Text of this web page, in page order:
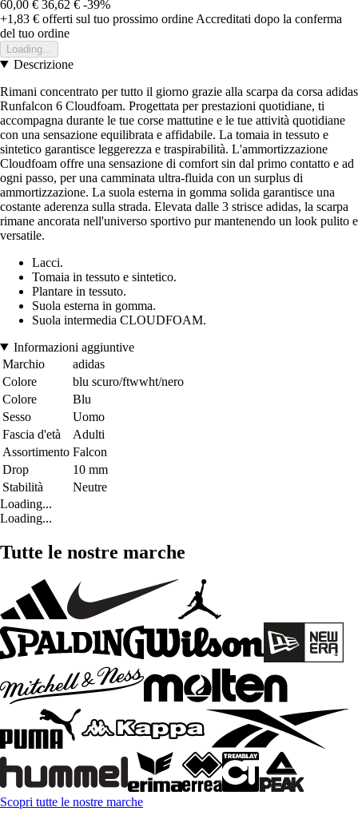
60,00 € 36,62 € -39%
+1,83 € offerti sul tuo prossimo ordine Accreditati dopo la conferma
del tuo ordine
Loading...
Descrizione
Rimani concentrato per tutto il giorno grazie alla scarpa da corsa adidas
Runfalcon 6 Cloudfoam. Progettata per prestazioni quotidiane, ti
accompagna durante le tue corse mattutine e le tue attività quotidiane
con una sensazione equilibrata e affidabile. La tomaia in tessuto e
sintetico garantisce leggerezza e traspirabilità. L'ammortizzazione
Cloudfoam offre una sensazione di comfort sin dal primo contatto e ad
ogni passo, per una camminata ultra-fluida con un surplus di
ammortizzazione. La suola esterna in gomma solida garantisce una
costante aderenza sulla strada. Elevata dalle 3 strisce adidas, la scarpa
rimane ancorata nell'universo sportivo pur mantenendo un look pulito e
versatile.
Lacci.
Tomaia in tessuto e sintetico.
Plantare in tessuto.
Suola esterna in gomma.
Suola intermedia CLOUDFOAM.
Informazioni aggiuntive
Marchio
adidas
Colore
blu scuro/ftwwht/nero
Colore
Blu
Sesso
Uomo
Fascia d'età
Adulti
Assortimento Falcon
Drop
10 mm
Stabilità
Neutre
Loading...
Loading...
Tutte le nostre marche
Scopri tutte le nostre marche